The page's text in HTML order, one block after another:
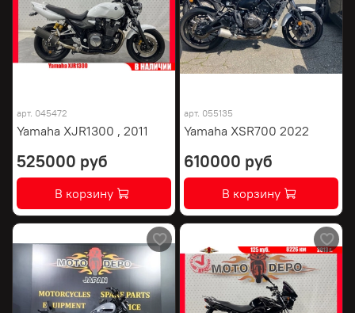
арт. 045472
Yamaha XJR1300 , 2011
525000 руб
В корзину
арт. 055135
Yamaha XSR700 2022
610000 руб
В корзину